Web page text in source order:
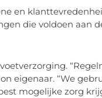
en
die voldoen aan
eigenaar. “We
mogelijke zorg